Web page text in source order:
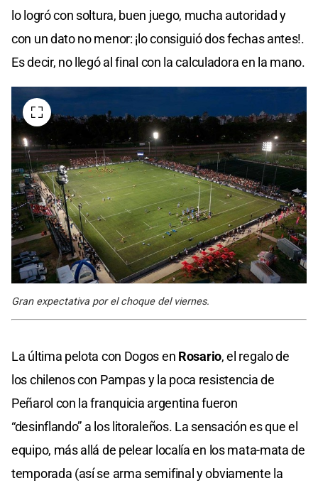
lo logró con soltura, buen juego, mucha autoridad y
con un dato no menor: ¡lo consiguió dos fechas antes!.
Es decir, no llegó al final con la calculadora en la mano.
Gran expectativa por el choque del viernes.
La última pelota con Dogos en Rosario, el regalo de
los chilenos con Pampas y la poca resistencia de
Peñarol con la franquicia argentina fueron
“desinflando” a los litoraleños. La sensación es que el
equipo, más allá de pelear localía en los mata-mata de
temporada (así se arma semifinal y obviamente la